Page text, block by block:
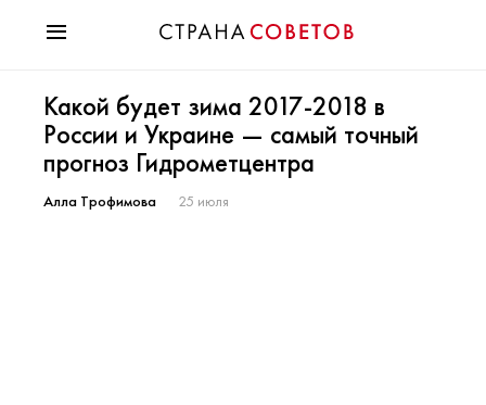
Мода
Звезды
Гороскопы
Здоровье
Какой будет зима 2017-2018 в
России и Украине — самый точный
прогноз Гидрометцентра
Алла Трофимова 25 июля